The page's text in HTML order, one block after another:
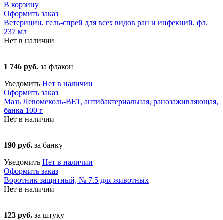
В корзину
Оформить заказ
Ветерицин, гель-спрей для всех видов ран и инфекций, фл.
237 мл
Нет в наличии
1 746 руб. за флакон
Уведомить Нет в наличии
Оформить заказ
Мазь Левомеколь-ВЕТ, антибактериальная, ранозаживляющая,
банка 100 г
Нет в наличии
190 руб. за банку
Уведомить Нет в наличии
Оформить заказ
Воротник защитный, № 7.5 для животных
Нет в наличии
123 руб. за штуку